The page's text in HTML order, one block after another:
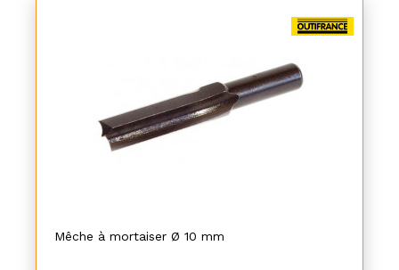
Mêche à mortaiser Ø 10 mm